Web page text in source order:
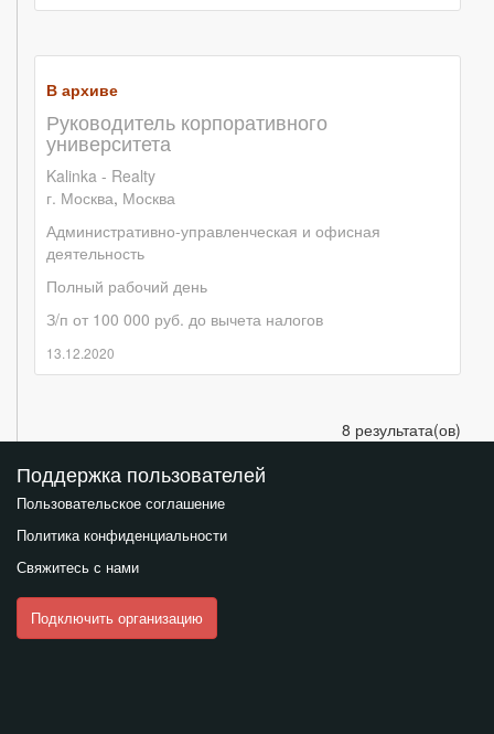
В архиве
Руководитель корпоративного
университета
Kalinka - Realty
г. Москва, Москва
Административно-управленческая и офисная
деятельность
Полный рабочий день
З/п от 100 000 руб. до вычета налогов
13.12.2020
8 результата(ов)
Поддержка пользователей
Пользовательское соглашение
Политика конфиденциальности
Свяжитесь с нами
Подключить организацию